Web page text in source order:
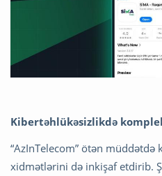
Kibertəhlükəsizlikdə
“AzInTelecom” ötən
xidmətlərini də inkişaf etdirib.